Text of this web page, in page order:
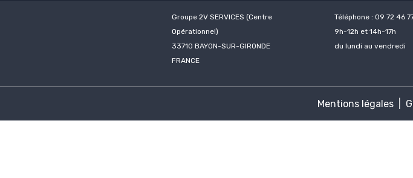
Groupe 2V SERVICES (Centre
Opérationnel)
33710 BAYON-SUR-GIRONDE
FRANCE
Téléphone : 09 72 46
9h-12h et 14h-17h
du lundi au vendredi
Mentions légales